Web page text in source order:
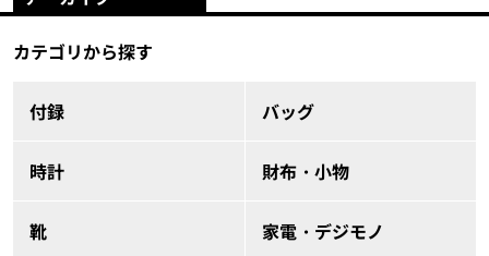
カテゴリから探す
付録 バッグ
時計 財布・小物
靴 家電・デジモノ